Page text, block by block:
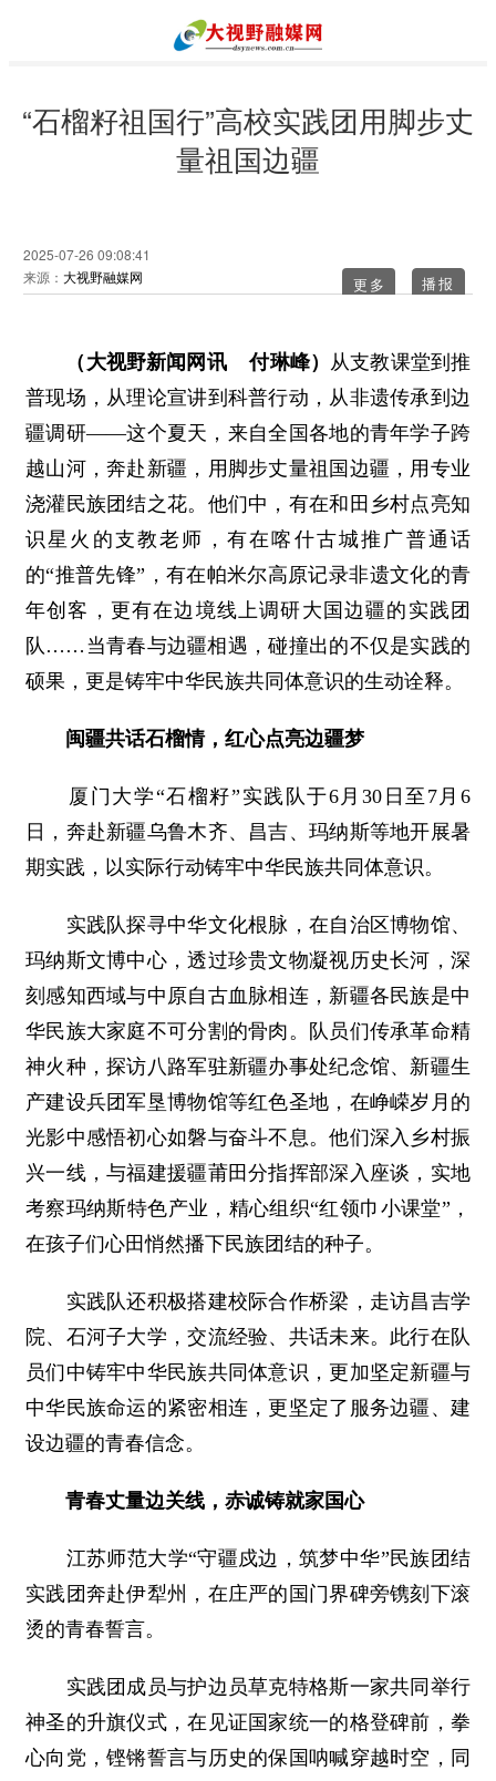
“石榴籽祖国行”高校实践团用脚步丈
量祖国边疆
2025-07-26 09:08:41
来源： 大视野融媒网 更多
（大视野新闻网讯 付琳峰） 从支教课堂到推
普现场，从理论宣讲到科普行动，从非遗传承到边
疆调研——这个夏天，来自全国各地的青年学子跨
越山河，奔赴新疆，用脚步丈量祖国边疆，用专业
浇灌民族团结之花。他们中，有在和田乡村点亮知
识星火的支教老师，有在喀什古城推广普通话
的“推普先锋”，有在帕米尔高原记录非遗文化的青
年创客，更有在边境线上调研大国边疆的实践团
队……当青春与边疆相遇，碰撞出的不仅是实践的
硕果，更是铸牢中华民族共同体意识的生动诠释。
闽疆共话石榴情，红心点亮边疆梦
厦门大学“石榴籽”实践队于6月30日至7月6
日，奔赴新疆乌鲁木齐、昌吉、玛纳斯等地开展暑
期实践，以实际行动铸牢中华民族共同体意识。
实践队探寻中华文化根脉，在自治区博物馆、
玛纳斯文博中心，透过珍贵文物凝视历史长河，深
刻感知西域与中原自古血脉相连，新疆各民族是中
华民族大家庭不可分割的骨肉。队员们传承革命精
神火种，探访八路军驻新疆办事处纪念馆、新疆生
产建设兵团军垦博物馆等红色圣地，在峥嵘岁月的
光影中感悟初心如磐与奋斗不息。他们深入乡村振
兴一线，与福建援疆莆田分指挥部深入座谈，实地
考察玛纳斯特色产业，精心组织“红领巾小课堂”，
在孩子们心田悄然播下民族团结的种子。
实践队还积极搭建校际合作桥梁，走访昌吉学
院、石河子大学，交流经验、共话未来。此行在队
员们中铸牢中华民族共同体意识，更加坚定新疆与
中华民族命运的紧密相连，更坚定了服务边疆、建
设边疆的青春信念。
青春丈量边关线，赤诚铸就家国心
江苏师范大学“守疆戍边，筑梦中华”民族团结
实践团奔赴伊犁州，在庄严的国门界碑旁镌刻下滚
烫的青春誓言。
实践团成员与护边员草克特格斯一家共同举行
神圣的升旗仪式，在见证国家统一的格登碑前，拳
心向党，铿锵誓言与历史的保国呐喊穿越时空，同